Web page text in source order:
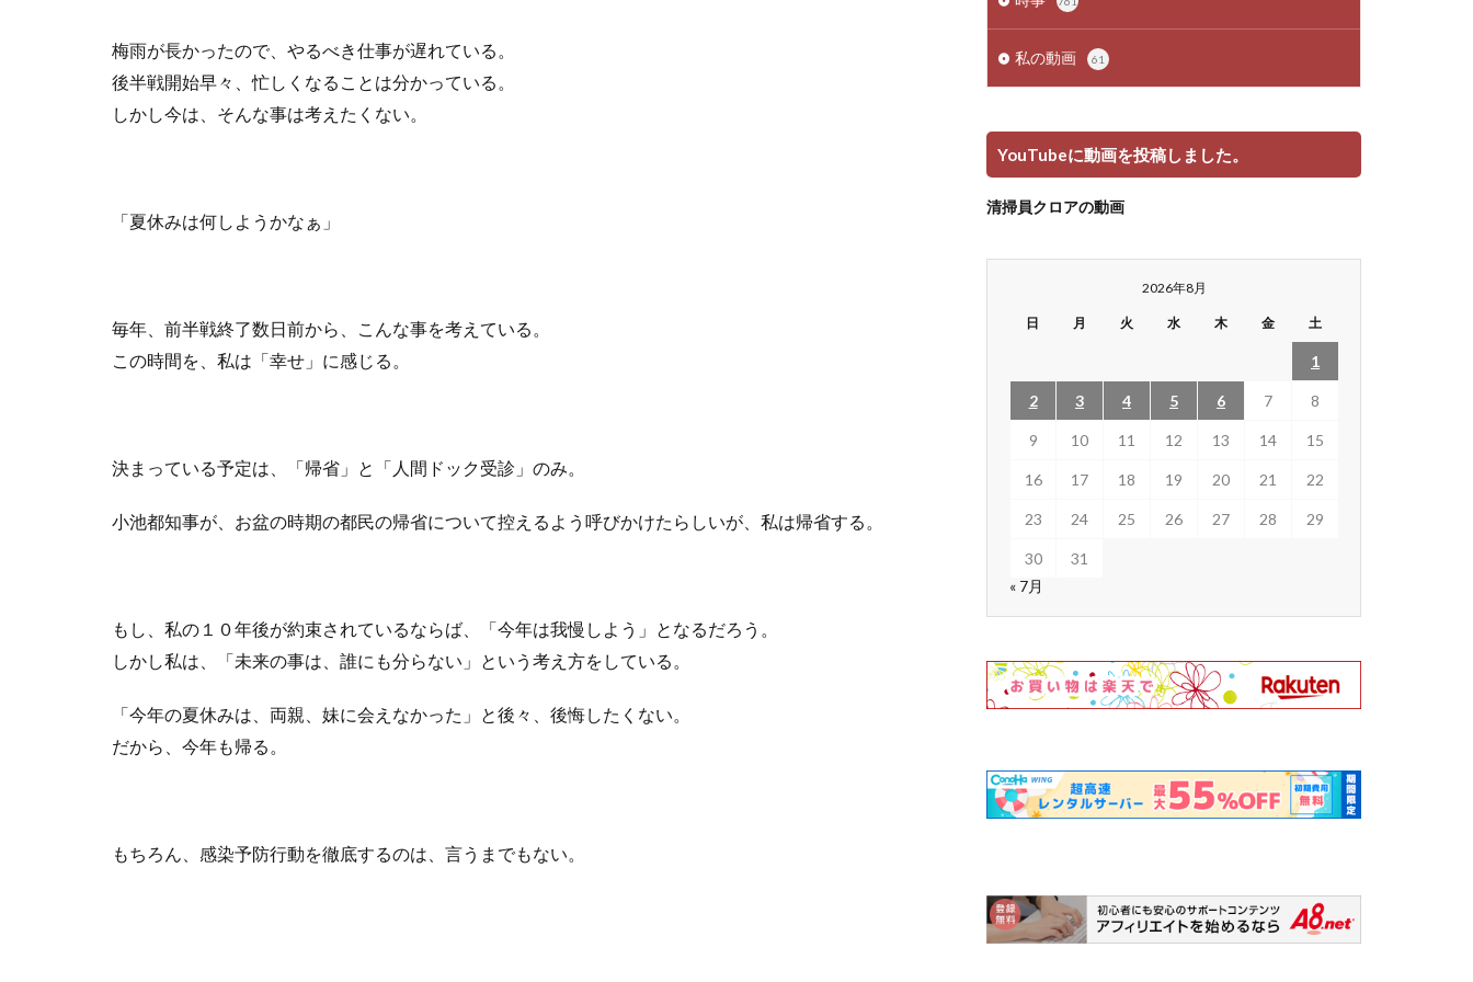
梅雨が長かったので、やるべき仕事が遅れている。
後半戦開始早々、忙しくなることは分かっている。
しかし今は、そんな事は考えたくない。
「夏休みは何しようかなぁ」
毎年、前半戦終了数日前から、こんな事を考えている。
この時間を、私は「幸せ」に感じる。
決まっている予定は、「帰省」と「人間ドック受診」のみ。
小池都知事が、お盆の時期の都民の帰省について控えるよう呼びかけたらしいが、私は帰省する。
もし、私の１０年後が約束されているならば、「今年は我慢しよう」となるだろう。
しかし私は、「未来の事は、誰にも分らない」という考え方をしている。
「今年の夏休みは、両親、妹に会えなかった」と後々、後悔したくない。
だから、今年も帰る。
もちろん、感染予防行動を徹底するのは、言うまでもない。
私の動画 61
YouTubeに動画を投稿しました。
清掃員クロアの動画
2026年8月
日 月 火 水 木 金 土
1
2 3 4 5 6 7 8
9 10 11 12 13 14 15
16 17 18 19 20 21 22
23 24 25 26 27 28 29
30
31
« 7月